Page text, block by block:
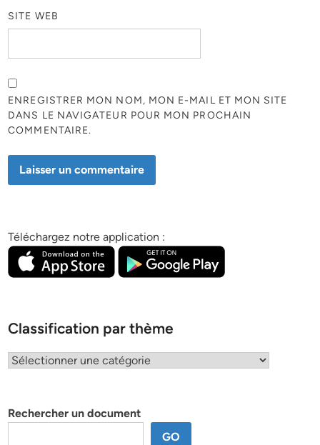
SITE WEB
ENREGISTRER MON NOM, MON E-MAIL ET MON SITE
DANS LE NAVIGATEUR POUR MON PROCHAIN
COMMENTAIRE.
Téléchargez notre application :
Classification par thème
Classification
Rechercher un document
GO